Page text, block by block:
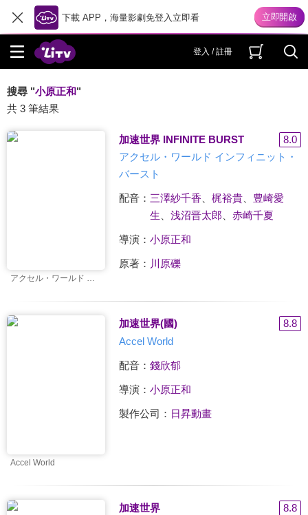
下載 APP，海量影劇免登入立即看
登入 / 註冊
搜尋 "小原正和"
共 3 筆結果
アクセル・ワールド インフィニット・バースト
加速世界 INFINITE BURST
8.0
アクセル・ワールド インフィニット・
バースト
配音： 三澤紗千香 梶裕貴、 豊崎愛
生
浅沼晋太郎 赤崎千夏
導演： 小原正和
原著： 川原礫
Accel World
加速世界(國)
8.8
Accel World
配音： 錢欣郁
導演： 小原正和
製作公司： 日昇動畫
加速世界
8.8